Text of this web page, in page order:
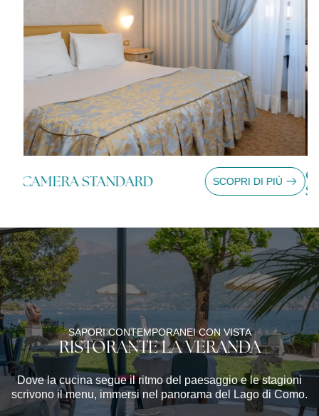
CAMERA CLASSIC NEW
STYLE
SCOPRI DI PIÙ
SAPORI CONTEMPORANEI CON VISTA
RISTORANTE LA VERANDA
Dove la cucina segue il ritmo del paesaggio e le stagioni
scrivono il menu, immersi nel panorama del Lago di Como.